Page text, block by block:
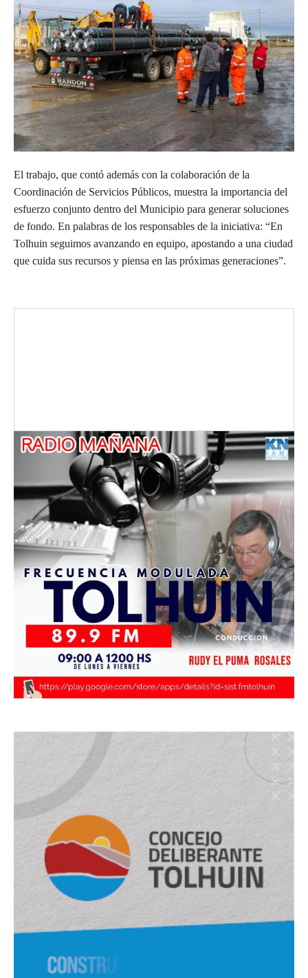
El trabajo, que contó además con la colaboración de la
Coordinación de Servicios Públicos, muestra la importancia del
esfuerzo conjunto dentro del Municipio para generar soluciones
de fondo. En palabras de los responsables de la iniciativa: “En
Tolhuin seguimos avanzando en equipo, apostando a una ciudad
que cuida sus recursos y piensa en las próximas generaciones”.